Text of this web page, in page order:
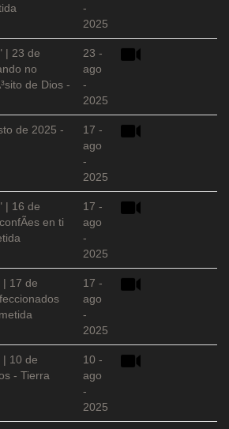
-
2025
| 23 de
no
de Dios -
23 -
ago
-
2025
de 2025 -
17 -
ago
-
2025
| 16 de
en ti
17 -
ago
-
2025
| 17 de
17 -
ago
-
2025
| 10 de
- Tierra
10 -
ago
-
2025